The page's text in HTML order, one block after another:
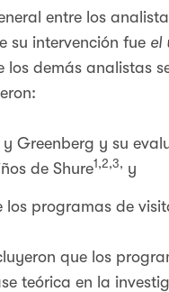
entre los
su intervención fue el
los demás analistas
Greenberg y su
de Shure1,2,3, y
los programas de
que los
teórica en la